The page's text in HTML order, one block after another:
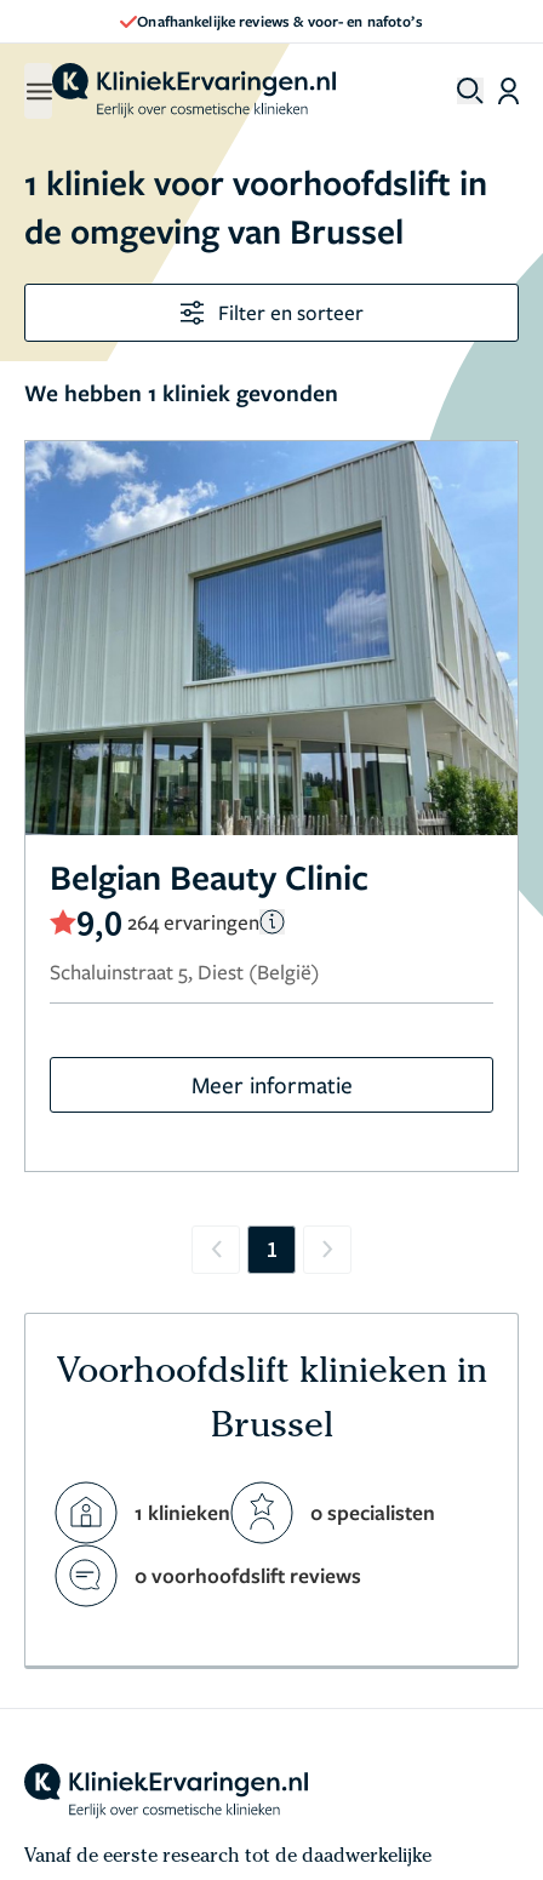
Onafhankelijke reviews & voor- en nafoto’s
1 kliniek voor voorhoofdslift in
de omgeving van Brussel
Filter en sorteer
We hebben 1 kliniek gevonden
Belgian Beauty Clinic
9,0 264 ervaringen
Schaluinstraat 5, Diest (België)
Meer informatie
Previous
1 Next
Voorhoofdslift klinieken in
Brussel
1 klinieken 0 specialisten
0 voorhoofdslift reviews
Vanaf de eerste research tot de daadwerkelijke